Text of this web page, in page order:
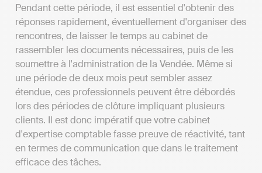
Pendant cette période, il est essentiel d'obtenir des
réponses rapidement, éventuellement d'organiser des
rencontres, de laisser le temps au cabinet de
rassembler les documents nécessaires, puis de les
soumettre à l'administration de la Vendée. Même si
une période de deux mois peut sembler assez
étendue, ces professionnels peuvent être débordés
lors des périodes de clôture impliquant plusieurs
clients. Il est donc impératif que votre cabinet
d'expertise comptable fasse preuve de réactivité, tant
en termes de communication que dans le traitement
efficace des tâches.